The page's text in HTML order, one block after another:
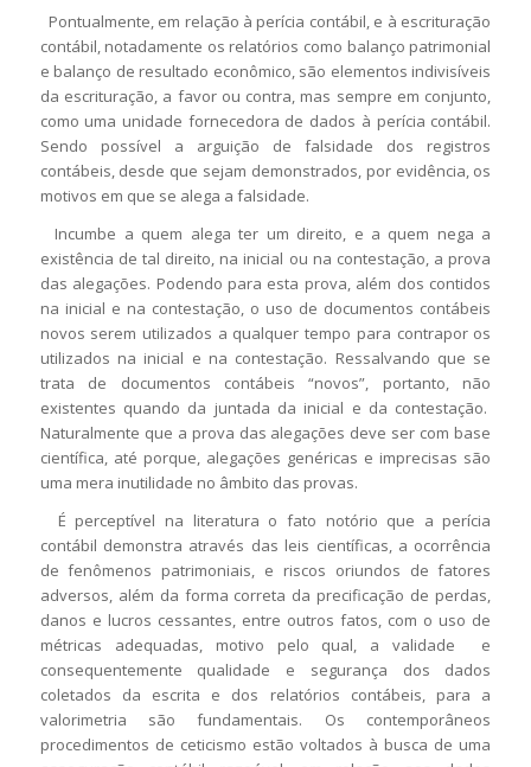
Pontualmente, em relação à perícia contábil, e à escrituração
contábil, notadamente os relatórios como balanço patrimonial
e balanço de resultado econômico, são elementos indivisíveis
da escrituração, a favor ou contra, mas sempre em conjunto,
como uma unidade fornecedora de dados à perícia contábil.
Sendo possível a arguição de falsidade dos registros
contábeis, desde que sejam demonstrados, por evidência, os
motivos em que se alega a falsidade.
Incumbe a quem alega ter um direito, e a quem nega a
existência de tal direito, na inicial ou na contestação, a prova
das alegações. Podendo para esta prova, além dos contidos
na inicial e na contestação, o uso de documentos contábeis
novos serem utilizados a qualquer tempo para contrapor os
utilizados na inicial e na contestação. Ressalvando que se
trata de documentos contábeis “novos”, portanto, não
existentes quando da juntada da inicial e da contestação.
Naturalmente que a prova das alegações deve ser com base
científica, até porque, alegações genéricas e imprecisas são
uma mera inutilidade no âmbito das provas.
É perceptível na literatura o fato notório que a perícia
contábil demonstra através das leis científicas, a ocorrência
de fenômenos patrimoniais, e riscos oriundos de fatores
adversos, além da forma correta da precificação de perdas,
danos e lucros cessantes, entre outros fatos, com o uso de
métricas adequadas, motivo pelo qual, a validade e
consequentemente qualidade e segurança dos dados
coletados da escrita e dos relatórios contábeis, para a
valorimetria são fundamentais. Os contemporâneos
procedimentos de ceticismo estão voltados à busca de uma